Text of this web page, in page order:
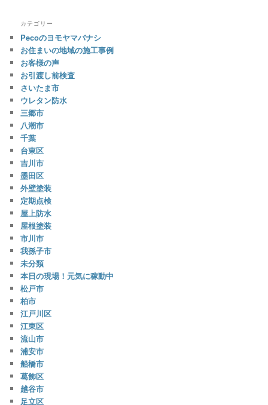
カテゴリー
Pecoのヨモヤマバナシ
お住まいの地域の施工事例
お客様の声
お引渡し前検査
さいたま市
ウレタン防水
三郷市
八潮市
千葉
台東区
吉川市
墨田区
外壁塗装
定期点検
屋上防水
屋根塗装
市川市
我孫子市
未分類
本日の現場！元気に稼動中
松戸市
柏市
江戸川区
江東区
流山市
浦安市
船橋市
葛飾区
越谷市
足立区